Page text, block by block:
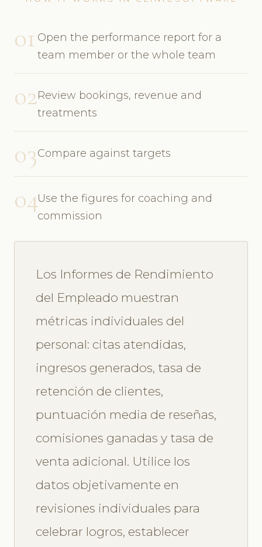
01 Open the performance report for a
team member or the whole team
02Review bookings, revenue and
treatments
03Compare against targets
04Use the figures for coaching and
commission
Los Informes de Rendimiento
del Empleado muestran
métricas individuales del
personal: citas atendidas,
ingresos generados, tasa de
retención de clientes,
puntuación media de reseñas,
comisiones ganadas y tasa de
venta adicional. Utilice los
datos objetivamente en
revisiones individuales para
celebrar logros, establecer